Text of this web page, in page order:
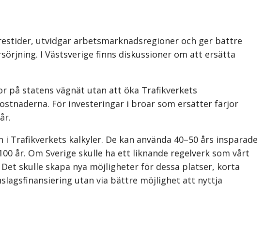
utvidgar arbetsmarknadsregioner och ger bättre
I Västsverige finns diskussioner om att ersätta
på statens vägnät utan att öka Trafikverkets
För investeringar i broar som ersätter färjor
kalkyler. De kan använda 40–50 års insparade
år. Om Sverige skulle ha ett liknande regelverk som vårt
skulle skapa nya möjligheter för dessa platser, korta
utan via bättre möjlighet att nyttja